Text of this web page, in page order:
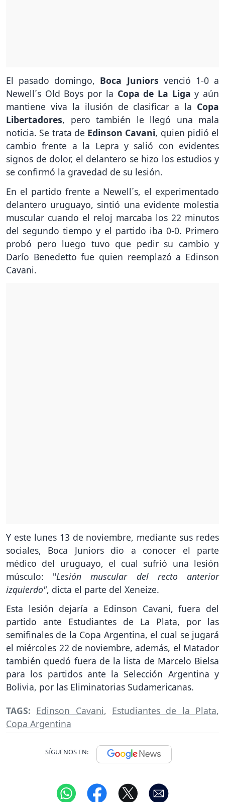
El pasado domingo, Boca Juniors venció 1-0 a
Newell´s Old Boys por la Copa de La Ligay aún
mantiene viva la ilusión de clasificar a la Copa
Libertadores, pero también le llegó una mala
noticia. Se trata de Edinson Cavani, quien pidió el
cambio frente a la Lepra y salió con evidentes
signos de dolor, el delantero se hizo los estudios y
se confirmó la gravedad de su lesión.
En el partido frente a Newell´s, el experimentado
delantero uruguayo, sintió una evidente molestia
muscular cuando el reloj marcaba los 22 minutos
del segundo tiempo y el partido iba 0-0. Primero
probó pero luego tuvo que pedir su cambio y
Darío Benedetto fue quien reemplazó a Edinson
Cavani.
Y este lunes 13 de noviembre, mediante sus redes
sociales, Boca Juniors dio a conocer el parte
médico del uruguayo, el cual sufrió una lesión
músculo: "Lesión muscular del recto anterior
izquierdo", dicta el parte del Xeneize.
Esta lesión dejaría a Edinson Cavani, fuera del
partido ante Estudiantes de La Plata, por las
semifinales de la Copa Argentina, el cual se jugará
el miércoles 22 de noviembre, además, el Matador
también quedó fuera de la lista de Marcelo Bielsa
para los partidos ante la Selección Argentina y
Bolivia, por las Eliminatorias Sudamericanas.
TAGS: Edinson Cavani, Estudiantes de la Plata,
Copa Argentina
SÍGUENOS EN: